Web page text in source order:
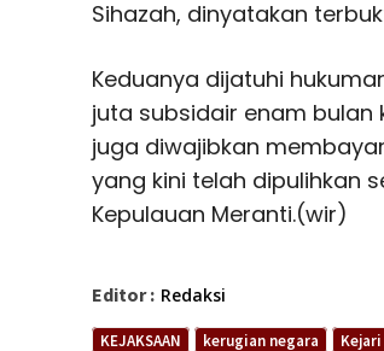
Sihazah, dinyatakan
Keduanya dijatuhi
juta subsidair enam bulan
juga diwajibkan
yang kini telah dipulihkan
Kepulauan Meranti.(wir)
Editor : Redaksi
KEJAKSAAN kerugian negara